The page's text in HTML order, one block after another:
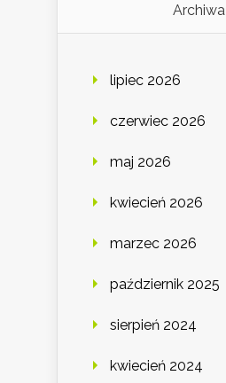
Archiwa
lipiec 2026
czerwiec 2026
maj 2026
kwiecień 2026
marzec 2026
październik 2025
sierpień 2024
kwiecień 2024